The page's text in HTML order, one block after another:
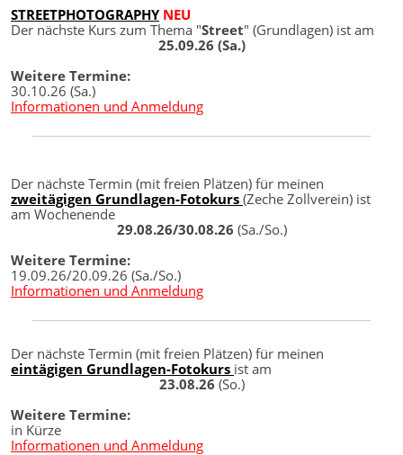
STREETPHOTOGRAPHY NEU
Der nächste Kurs zum Thema "Street" (Grundlagen) ist am
25.09.26 (Sa.)
Weitere Termine:
30.10.26 (Sa.)
Informationen und Anmeldung
Der nächste Termin (mit freien Plätzen) für meinen
zweitägigen Grundlagen-Fotokurs (Zeche Zollverein) ist
am Wochenende
29.08.26/30.08.26 (Sa./So.)
Weitere Termine:
19.09.26/20.09.26 (Sa./So.)
Informationen und Anmeldung
Der nächste Termin (mit freien Plätzen) für meinen
eintägigen Grundlagen-Fotokurs ist am
23.08.26 (So.)
Weitere Termine:
in Kürze
Informationen und Anmeldung